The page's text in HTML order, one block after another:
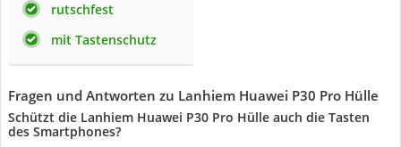
rutschfest
mit Tastenschutz
Fragen und Antworten zu Lanhiem Huawei P30 Pro Hülle
Schützt die Lanhiem Huawei P30 Pro Hülle auch die Tasten
des Smartphones?